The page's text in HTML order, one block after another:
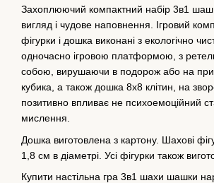
Захоплюючий компактний набір 3в1
вигляд і чудове наповнення. Ігровий
фігурки і дошка виконані з екологічно
одночасно ігровою платформою, з
собою, вирушаючи в подорож або на
кубика, а також дошка 8х8 клітин, на
позитивно впливає не психоемоційний
мислення.
Дошка виготовлена з картону. Шахові
1,8 см в діаметрі. Усі фігурки також
Купити настільна гра 3в1 шахи шашки